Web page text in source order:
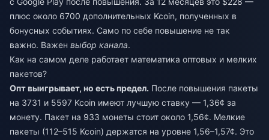
плюс около 6700 дополнительных Kcoin, полученных в
бонусных событиях. Само по себе повышение не так
важно. Важен выбор канала.
Как на самом деле работает математика оптовых и мелких
пакетов?
Опт выигрывает, но есть предел. После повышения пакеты
на 3731 и 5597 Kcoin имеют лучшую ставку — 1,36¢ за
монету. Пакет на 933 монеты стоит около 1,56¢. Мелкие
пакеты (112–515 Kcoin) держатся на уровне 1,56–1,57¢. Это